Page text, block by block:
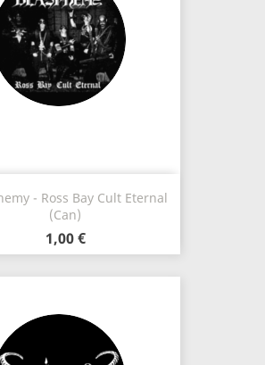
- Ross Bay Cult Eternal
(Can)
1,00 €